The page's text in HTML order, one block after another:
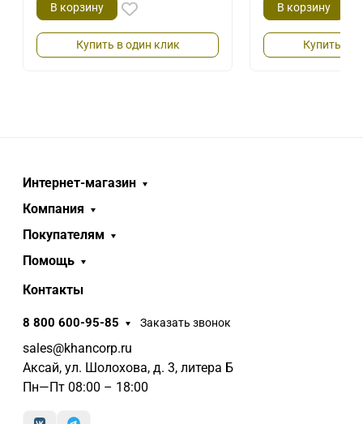
В корзину
Купить в один клик
В корзину
Купить в
Интернет-магазин
Компания
Покупателям
Помощь
Контакты
8 800 600-95-85 Заказать звонок
sales@khancorp.ru
Аксай, ул. Шолохова, д. 3, литера Б
Пн—Пт 08:00 – 18:00